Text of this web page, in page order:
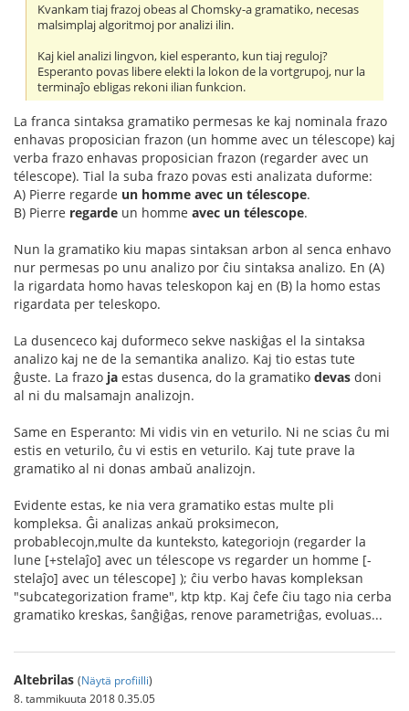
Kvankam tiaj frazoj obeas al Chomsky-a gramatiko, necesas
malsimplaj algoritmoj por analizi ilin.
Kaj kiel analizi lingvon, kiel esperanto, kun tiaj reguloj?
Esperanto povas libere elekti la lokon de la vortgrupoj, nur la
terminaĵo ebligas rekoni ilian funkcion.
La franca sintaksa gramatiko permesas ke kaj nominala frazo
enhavas proposician frazon (un homme avec un télescope) kaj
verba frazo enhavas proposician frazon (regarder avec un
télescope). Tial la suba frazo povas esti analizata duforme:
A) Pierre regarde un homme avec un télescope.
B) Pierre regarde un homme avec un télescope.
Nun la gramatiko kiu mapas sintaksan arbon al senca enhavo
nur permesas po unu analizo por ĉiu sintaksa analizo. En (A)
la rigardata homo havas teleskopon kaj en (B) la homo estas
rigardata per teleskopo.
La dusenceco kaj duformeco sekve naskiĝas el la sintaksa
analizo kaj ne de la semantika analizo. Kaj tio estas tute
ĝuste. La frazo ja estas dusenca, do la gramatiko devas doni
al ni du malsamajn analizojn.
Same en Esperanto: Mi vidis vin en veturilo. Ni ne scias ĉu mi
estis en veturilo, ĉu vi estis en veturilo. Kaj tute prave la
gramatiko al ni donas ambaŭ analizojn.
Evidente estas, ke nia vera gramatiko estas multe pli
kompleksa. Ĝi analizas ankaŭ proksimecon,
probablecojn,multe da kunteksto, kategoriojn (regarder la
lune [+stelaĵo] avec un télescope vs regarder un homme [-
stelaĵo] avec un télescope] ); ĉiu verbo havas kompleksan
"subcategorization frame", ktp ktp. Kaj ĉefe ĉiu tago nia cerba
gramatiko kreskas, ŝanĝiĝas, renove parametriĝas, evoluas...
Altebrilas (Näytä profiilli)
8. tammikuuta 2018 0.35.05